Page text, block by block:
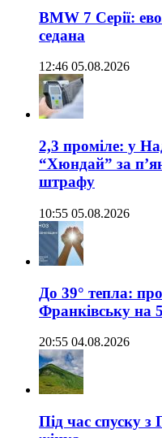
BMW 7 Серії:
седана
12:46 05.08.2026
2,3 проміле: у
“Хюндай” за
штрафу
10:55 05.08.2026
До 39° тепла:
Франківську на
20:55 04.08.2026
Під час спуску з